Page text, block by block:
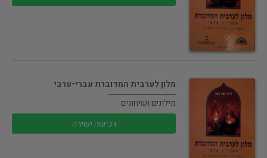
מלון לערבית המדוברת עברי-ערבי
מילונים ושיחונים
רכישה ישירה